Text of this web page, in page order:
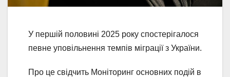
У першій половині 2025 року спостерігалося
певне уповільнення темпів міграції з України.
Про це свідчить Моніторинг основних подій в